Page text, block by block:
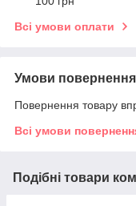
Всі умови оплати
Умови повернення
Повернення товару
Всі умови
Подібні товари